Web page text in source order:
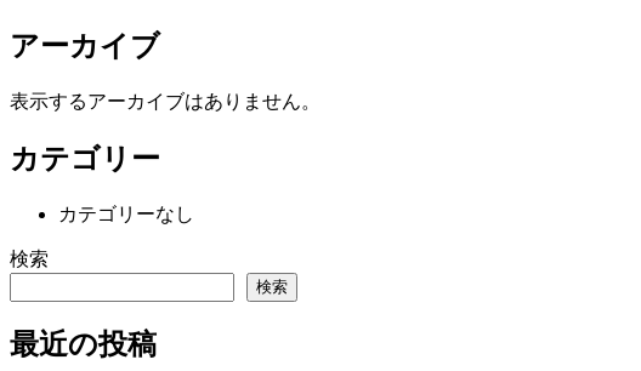
アーカイブ
表示するアーカイブはありません。
カテゴリー
カテゴリーなし
検索
検索
最近の投稿